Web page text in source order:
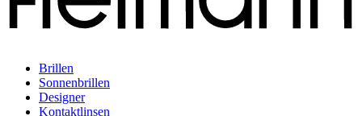
Brillen
Sonnenbrillen
Designer
Kontaktlinsen